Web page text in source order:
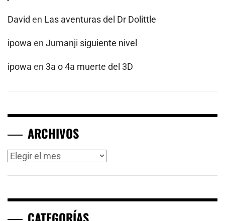
David en Las aventuras del Dr Dolittle
ipowa en Jumanji siguiente nivel
ipowa en 3a o 4a muerte del 3D
ARCHIVOS
Archivos